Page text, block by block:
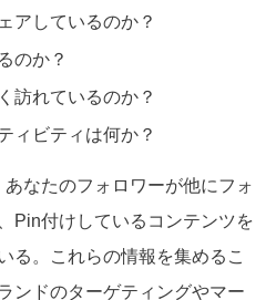
アしているのか？
のか？
訪れているのか？
ィビティは何か？
なたのフォロワーが他にフォ
Pin付けしているコンテンツを
る。これらの情報を集めるこ
ンドのターゲティングやマー